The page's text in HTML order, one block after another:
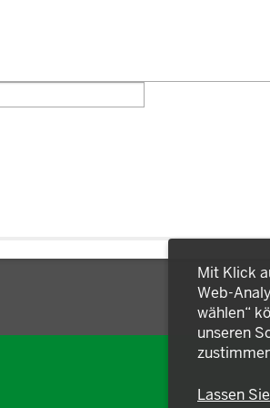
Mit Klick
Web-
wählen“
unseren
Lassen